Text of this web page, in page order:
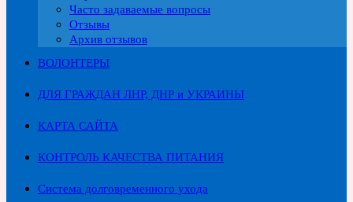
Часто задаваемые вопросы
Отзывы
Архив отзывов
ВОЛОНТЕРЫ
ДЛЯ ГРАЖДАН ЛНР, ДНР и УКРАИНЫ
КАРТА САЙТА
КОНТРОЛЬ КАЧЕСТВА ПИТАНИЯ
Система долговременного ухода